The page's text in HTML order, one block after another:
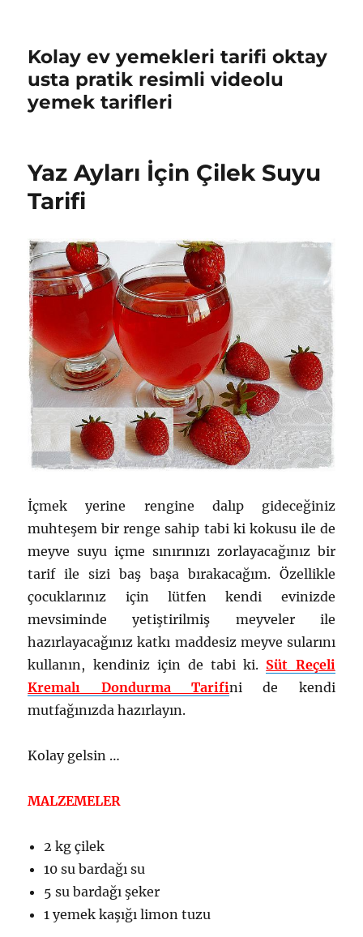
Kolay ev yemekleri tarifi oktay
usta pratik resimli videolu
yemek tarifleri
Yaz Ayları İçin Çilek Suyu
Tarifi
İçmek yerine rengine dalıp gideceğiniz
muhteşem bir renge sahip tabi ki kokusu ile de
meyve suyu içme sınırınızı zorlayacağınız bir
tarif ile sizi baş başa bırakacağım. Özellikle
çocuklarınız için lütfen kendi evinizde
mevsiminde yetiştirilmiş meyveler ile
hazırlayacağınız katkı maddesiz meyve sularını
kullanın, kendiniz için de tabi ki. Süt Reçeli
Kremalı Dondurma Tarifini de kendi
mutfağınızda hazırlayın.
Kolay gelsin …
MALZEMELER
2 kg çilek
10 su bardağı su
5 su bardağı şeker
1 yemek kaşığı limon tuzu